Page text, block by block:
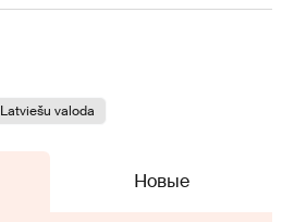
Latviešu valoda
Новые